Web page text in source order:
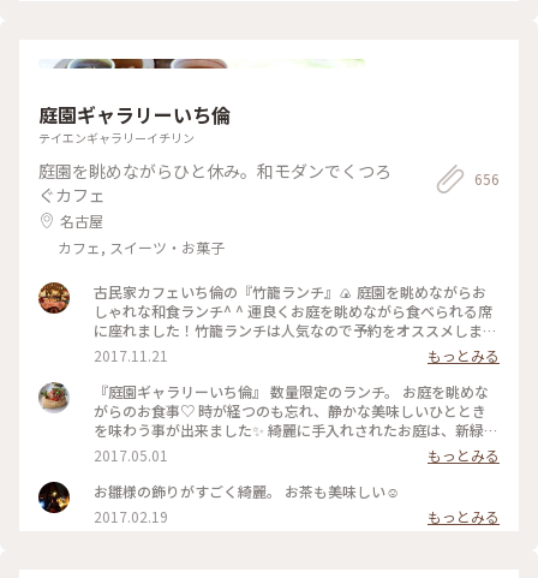
庭園ギャラリーいち倫
テイエンギャラリーイチリン
庭園を眺めながらひと休み。和モダンでくつろ
ぐカフェ
名古屋
カフェ, スイーツ・お菓子
656
古民家カフェいち倫の『竹籠ランチ』🍙 庭園を眺めながらお
しゃれな和食ランチ^ ^ 運良くお庭を眺めながら食べられる席
に座れました！竹籠ランチは人気なので予約をオススメします
😊 #カフェ #古民家カフェ #覚王山 #ランチ #和食ランチ #日本
庭園 #ことりっぷ愛知
2017.11.21
もっとみる
『庭園ギャラリーいち倫』 数量限定のランチ。 お庭を眺めな
がらのお食事♡ 時が経つのも忘れ、静かな美味しいひととき
を味わう事が出来ました✨ 綺麗に手入れされたお庭は、新緑が
美しく藤やつつじが咲いていました🌸 お庭を散策することも
できるんですよ❣️ #歩く#かおる#わたしの街#名古屋#覚王山 #
庭園#いち倫#ランチ#古民家#さんぽ #数量限定
2017.05.01
もっとみる
お雛様の飾りがすごく綺麗。 お茶も美味しい☺️
2017.02.19
もっとみる